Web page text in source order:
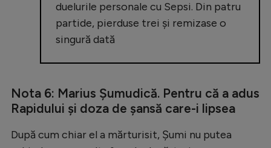
duelurile personale cu Sepsi. Din patru
partide, pierduse trei și remizase o
singură dată
Nota 6: Marius Șumudică. Pentru că a adus
Rapidului și doza de șansă care-i lipsea
După cum chiar el a mărturisit, Șumi nu putea